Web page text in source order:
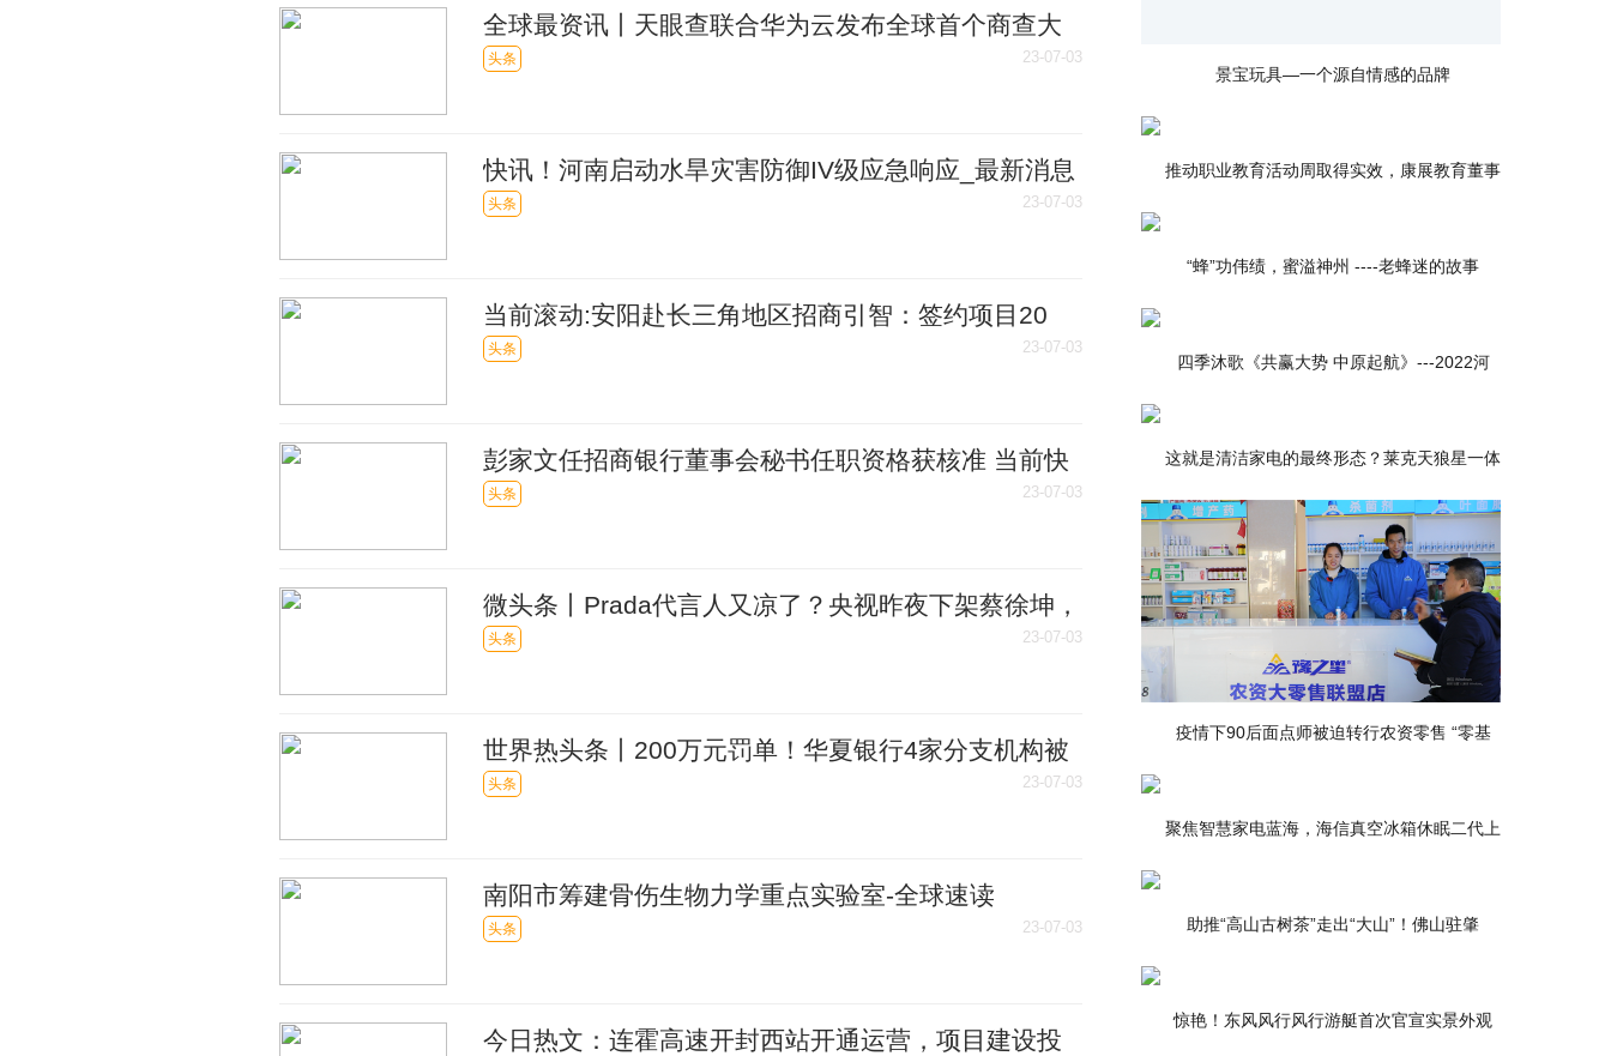
全球最资讯丨天眼查联合华为云发布全球首个商查大
模型：“天眼妹”可信商业助理
头条 23-07-03
快讯！河南启动水旱灾害防御IV级应急响应_最新消息
头条 23-07-03
当前滚动:安阳赴长三角地区招商引智：签约项目20
个，投资总额156.45亿元
头条 23-07-03
彭家文任招商银行董事会秘书任职资格获核准 当前快
看
头条 23-07-03
微头条丨Prada代言人又凉了？央视昨夜下架蔡徐坤，
这家A股公司股吧也“炸锅”了！
头条 23-07-03
世界热头条丨200万元罚单！华夏银行4家分支机构被
罚
头条 23-07-03
南阳市筹建骨伤生物力学重点实验室-全球速读
头条 23-07-03
今日热文：连霍高速开封西站开通运营，项目建设投
景宝玩具—一个源自情感的品牌
推动职业教育活动周取得实效，康展教育董事
“蜂”功伟绩，蜜溢神州 ----老蜂迷的故事
四季沐歌《共赢大势 中原起航》---2022河
这就是清洁家电的最终形态？莱克天狼星一体
疫情下90后面点师被迫转行农资零售 “零基
聚焦智慧家电蓝海，海信真空冰箱休眠二代上
助推“高山古树茶”走出“大山”！佛山驻肇
惊艳！东风风行风行游艇首次官宣实景外观